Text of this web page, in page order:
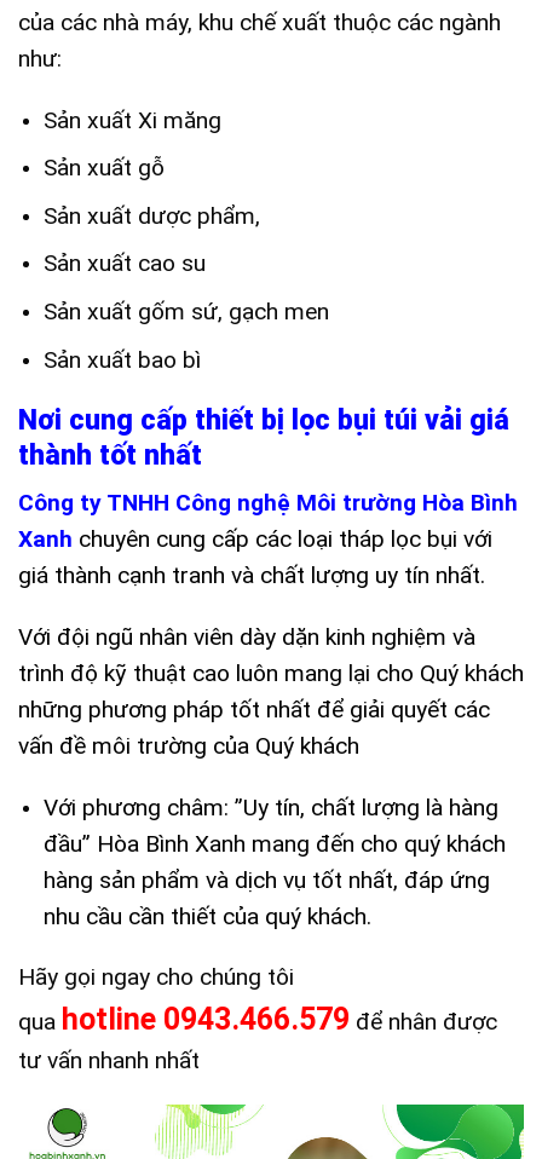
của các nhà máy, khu chế xuất thuộc các ngành
như:
Sản xuất Xi măng
Sản xuất gỗ
Sản xuất dược phẩm,
Sản xuất cao su
Sản xuất gốm sứ, gạch men
Sản xuất bao bì
Nơi cung cấp thiết bị lọc bụi túi vải giá
thành tốt nhất
Công ty TNHH Công nghệ Môi trường Hòa Bình
Xanh chuyên cung cấp các loại tháp lọc bụi với
giá thành cạnh tranh và chất lượng uy tín nhất.
Với đội ngũ nhân viên dày dặn kinh nghiệm và
trình độ kỹ thuật cao luôn mang lại cho Quý khách
những phương pháp tốt nhất để giải quyết các
vấn đề môi trường của Quý khách
Với phương châm: ”Uy tín, chất lượng là hàng
đầu” Hòa Bình Xanh mang đến cho quý khách
hàng sản phẩm và dịch vụ tốt nhất, đáp ứng
nhu cầu cần thiết của quý khách.
Hãy gọi ngay cho chúng tôi
qua hotline 0943.466.579 để nhân được
tư vấn nhanh nhất